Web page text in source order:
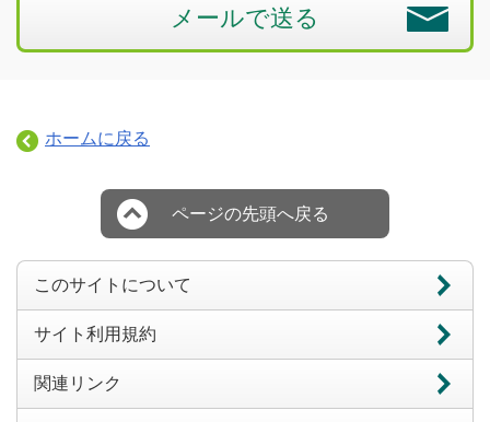
メールで送る
ホームに戻る
ページの先頭へ戻る
このサイトについて
サイト利用規約
関連リンク